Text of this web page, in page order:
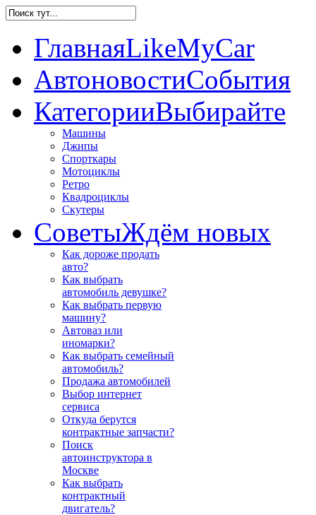
ГлавнаяLikeMyCar
АвтоновостиСобытия
КатегорииВыбирайте
Машины
Джипы
Спорткары
Мотоциклы
Ретро
Квадроциклы
Скутеры
СоветыЖдём новых
Как дороже продать
авто?
Как выбрать
автомобиль девушке?
Как выбрать первую
машину?
Автоваз или
иномарки?
Как выбрать семейный
автомобиль?
Продажа автомобилей
Выбор интернет
сервиса
Откуда берутся
контрактные запчасти?
Поиск
автоинструктора в
Москве
Как выбрать
контрактный
двигатель?